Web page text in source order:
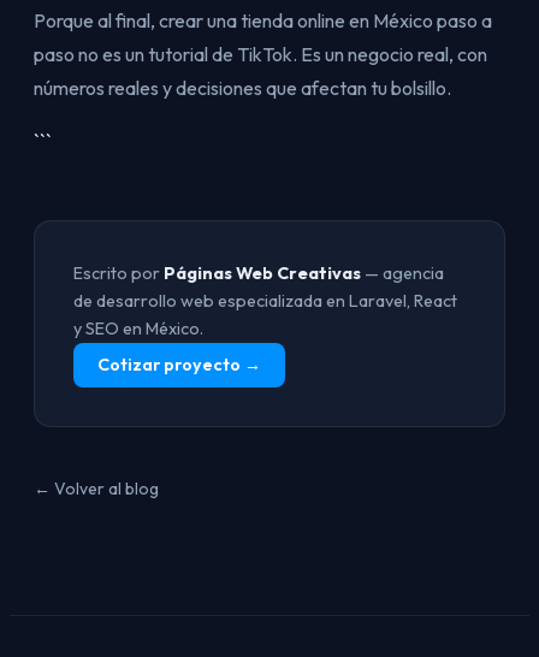
Porque al final, crear una tienda online en México paso a
paso no es un tutorial de TikTok. Es un negocio real, con
números reales y decisiones que afectan tu bolsillo.
```
Escrito por Páginas Web Creativas — agencia
de desarrollo web especializada en Laravel, React
y SEO en México.
Cotizar proyecto →
← Volver al blog